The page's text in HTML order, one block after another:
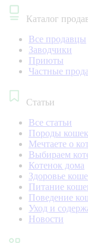
Каталог
Все продавцы
Заводчики
Приюты
Частные
Статьи
Все статьи
Породы кошек
Мечтаете о
Выбираем
Котенок дома
Здоровье
Питание
Поведение
Уход и
Новости